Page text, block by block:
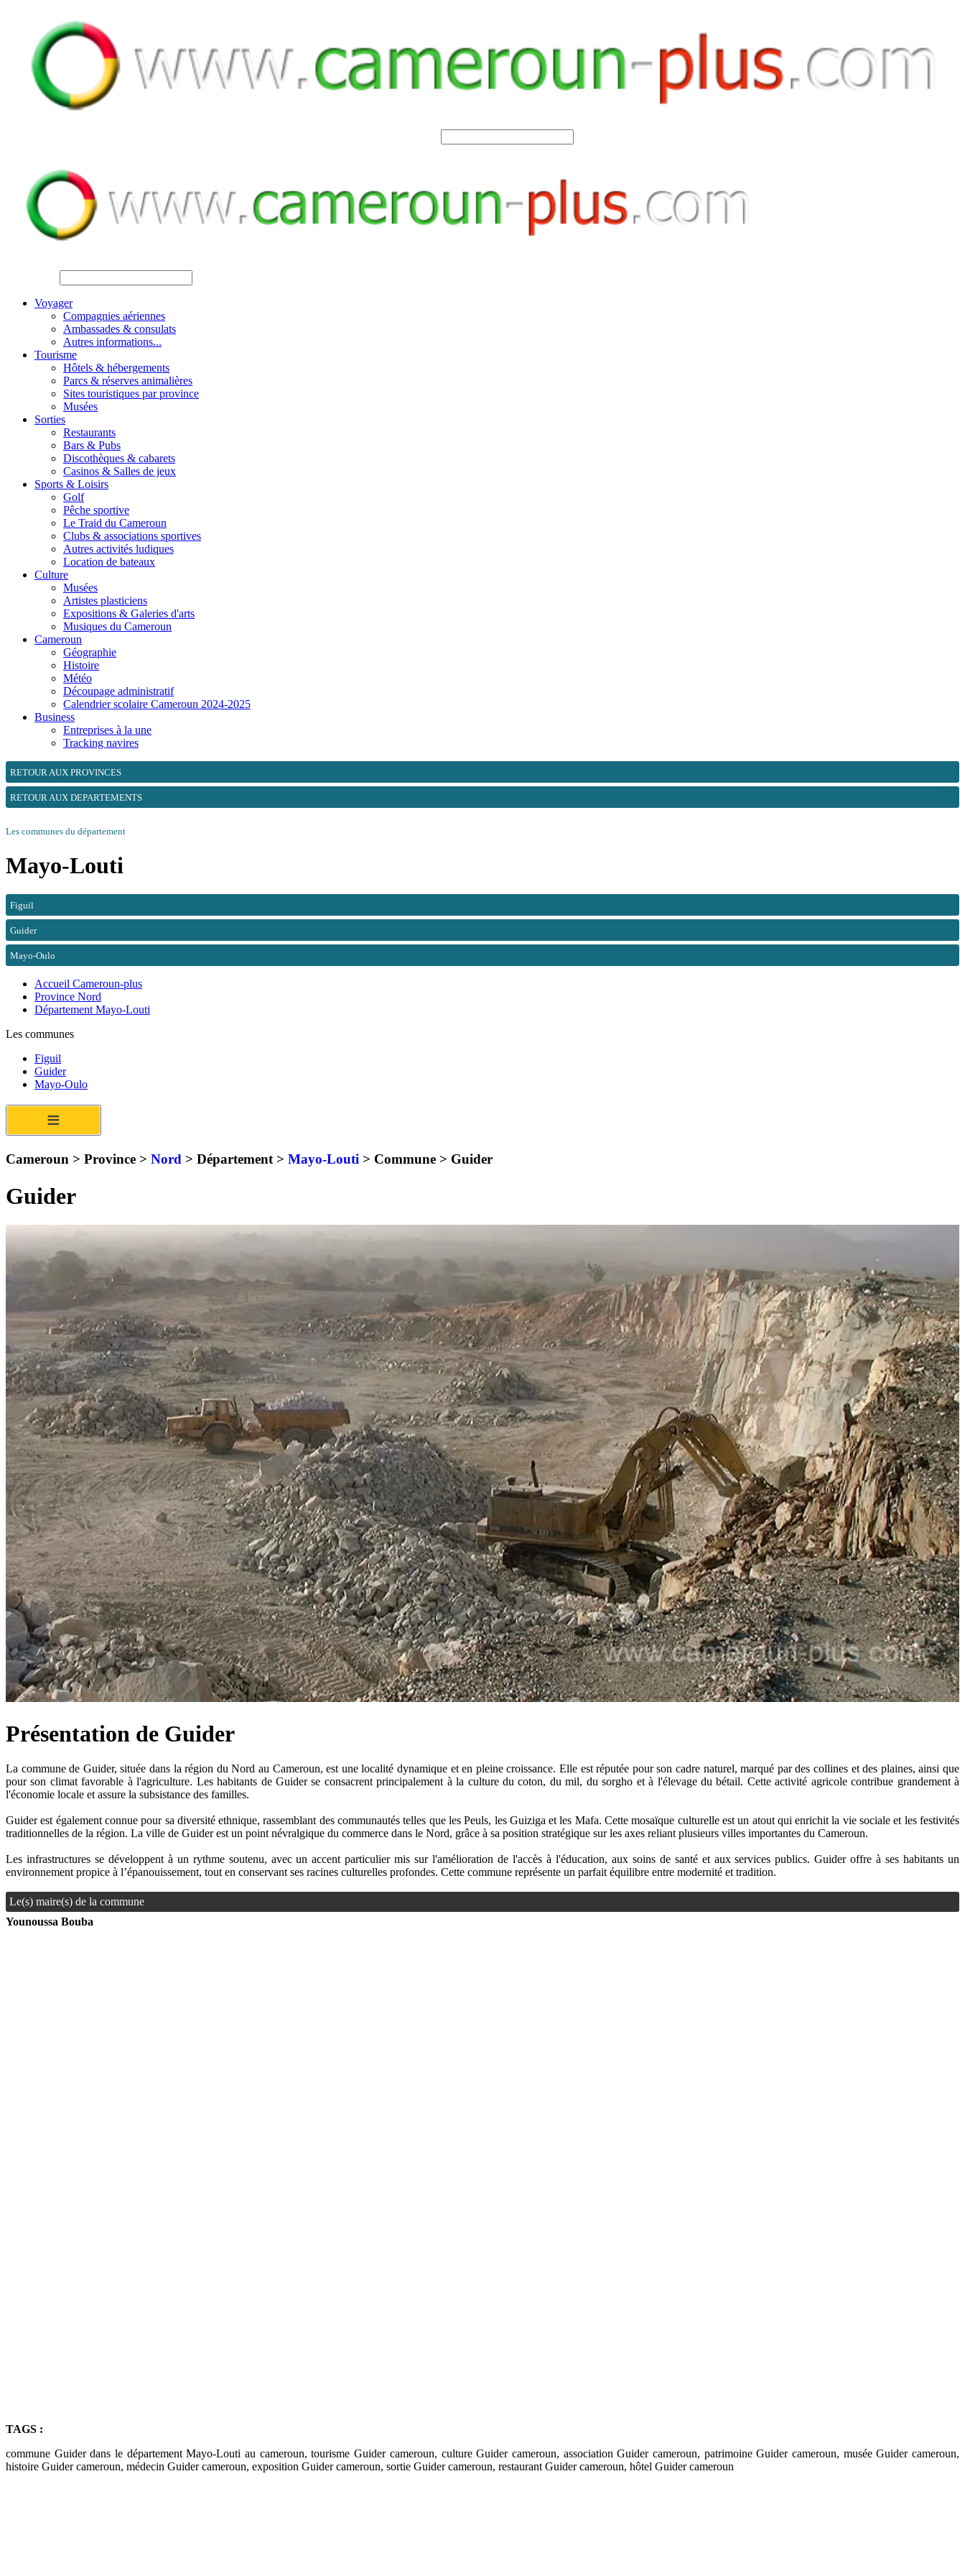
Voyager
Compagnies aériennes
Ambassades & consulats
Autres informations...
Tourisme
Hôtels & hébergements
Parcs & réserves animalières
Sites touristiques par province
Musées
Sorties
Restaurants
Bars & Pubs
Discothèques & cabarets
Casinos & Salles de jeux
Sports & Loisirs
Golf
Pêche sportive
Le Traid du Cameroun
Clubs & associations sportives
Autres activités ludiques
Location de bateaux
Culture
Musées
Artistes plasticiens
Expositions & Galeries d'arts
Musiques du Cameroun
Cameroun
Géographie
Histoire
Météo
Découpage administratif
Calendrier scolaire Cameroun 2024-2025
Business
Entreprises à la une
Tracking navires
RETOUR AUX PROVINCES
RETOUR AUX DEPARTEMENTS
Les communes du département
Mayo-Louti
Figuil
Guider
Mayo-Oulo
Accueil Cameroun-plus
Province Nord
Département Mayo-Louti
Les communes
Figuil
Guider
Mayo-Oulo
≡
Cameroun > Province > Nord > Département > Mayo-Louti > Commune > Guider
Guider
Présentation de Guider
La commune de Guider, située dans la région du Nord au Cameroun, est une localité dynamique et en pleine croissance. Elle est réputée pour son cadre naturel, marqué par des collines et des plaines, ainsi que
pour son climat favorable à l'agriculture. Les habitants de Guider se consacrent principalement à la culture du coton, du mil, du sorgho et à l'élevage du bétail. Cette activité agricole contribue grandement à
l'économie locale et assure la subsistance des familles.
Guider est également connue pour sa diversité ethnique, rassemblant des communautés telles que les Peuls, les Guiziga et les Mafa. Cette mosaïque culturelle est un atout qui enrichit la vie sociale et les festivités
traditionnelles de la région. La ville de Guider est un point névralgique du commerce dans le Nord, grâce à sa position stratégique sur les axes reliant plusieurs villes importantes du Cameroun.
Les infrastructures se développent à un rythme soutenu, avec un accent particulier mis sur l'amélioration de l'accès à l'éducation, aux soins de santé et aux services publics. Guider offre à ses habitants un
environnement propice à l’épanouissement, tout en conservant ses racines culturelles profondes. Cette commune représente un parfait équilibre entre modernité et tradition.
Le(s) maire(s) de la commune
Younoussa Bouba
TAGS :
commune Guider dans le département Mayo-Louti au cameroun, tourisme Guider cameroun, culture Guider cameroun, association Guider cameroun, patrimoine Guider cameroun, musée Guider cameroun,
histoire Guider cameroun, médecin Guider cameroun, exposition Guider cameroun, sortie Guider cameroun, restaurant Guider cameroun, hôtel Guider cameroun